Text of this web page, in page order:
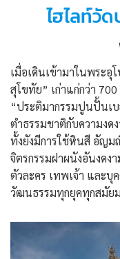
ไฮไลท์วั
เมื่อเดินเข้ามาในพระ
สุโขทัย” เก่าแก่กว่า
“ประติมากรรมปูนปั้นเ
ตำธรรมชาติกับความงด
ทั้งยังมีการใช้หินสี อัญ
จิตรกรรมฝาผนังอันงด
ตัวละคร เทพเจ้า และ
วัฒนธรรมทุกยุคทุกสมัย